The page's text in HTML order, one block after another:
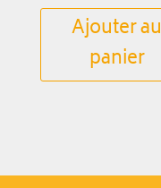
Ajouter au
panier